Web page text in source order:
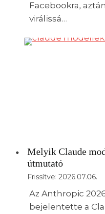
Facebookra,
virálissá…
Melyik Claude
útmutató
Frissítve: 2026.07.06.
Az Anthropic
bejelentette a